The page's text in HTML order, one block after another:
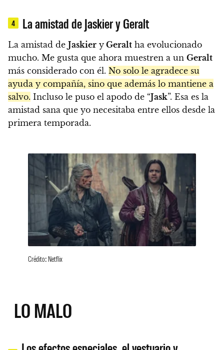
4 La amistad de Jaskier y Geralt
La amistad de Jaskier y Geralt ha evolucionado
mucho. Me gusta que ahora muestren a un Geralt
más considerado con él. No solo le agradece su
ayuda y compañía, sino que además lo mantiene a
salvo. Incluso le puso el apodo de “Jask”. Esa es la
amistad sana que yo necesitaba entre ellos desde la
primera temporada.
Crédito: Netflix
LO MALO